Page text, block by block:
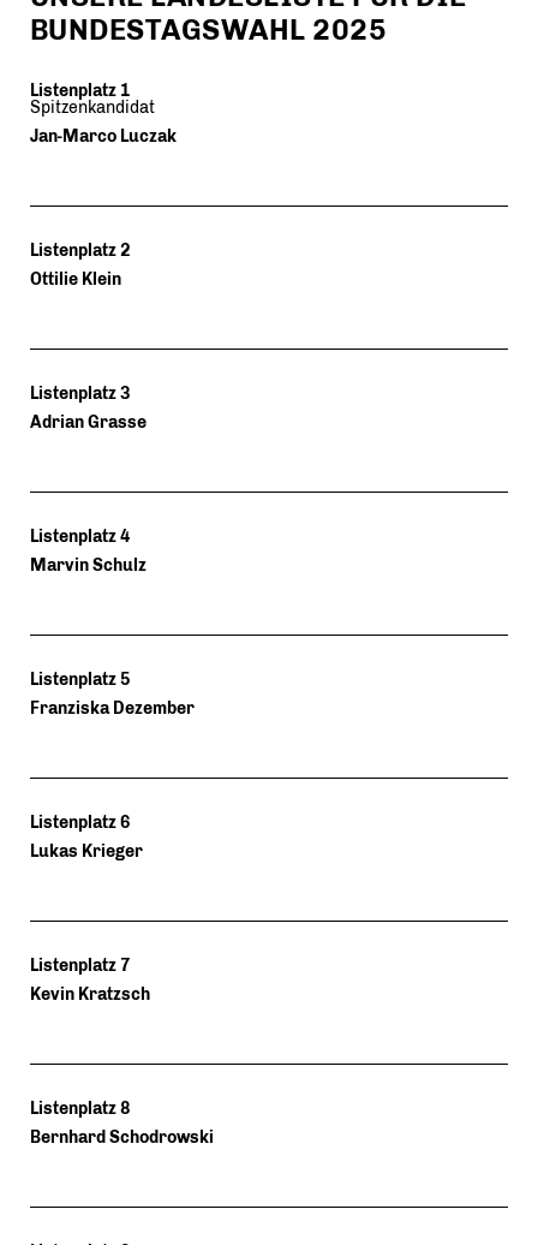
BUNDESTAGSWAHL 2025
Listenplatz 1
Spitzenkandidat
Jan-Marco Luczak
Listenplatz 2
Ottilie Klein
Listenplatz 3
Adrian Grasse
Listenplatz 4
Marvin Schulz
Listenplatz 5
Franziska Dezember
Listenplatz 6
Lukas Krieger
Listenplatz 7
Kevin Kratzsch
Listenplatz 8
Bernhard Schodrowski